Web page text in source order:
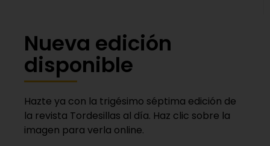
Nueva edición
disponible
Hazte ya con la trigésimo séptima edición de
la revista Tordesillas al día. Haz clic sobre la
imagen para verla online.